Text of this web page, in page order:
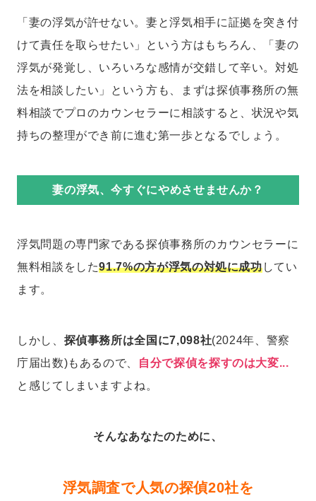
「妻の浮気が許せない。妻と浮気相手に証拠を突き付
けて責任を取らせたい」という方はもちろん、「妻の
浮気が発覚し、いろいろな感情が交錯して辛い。対処
法を相談したい」という方も、まずは探偵事務所の無
料相談でプロのカウンセラーに相談すると、状況や気
持ちの整理ができ前に進む第一歩となるでしょう。
妻の浮気、今すぐにやめさせませんか？
浮気問題の専門家である探偵事務所のカウンセラーに
無料相談をした91.7%の方が浮気の対処に成功してい
ます。
しかし、 探偵事務所は全国に7,098社(2024年、警察
庁届出数)もあるので、
自分で探偵を探すのは大変...
と感じてしまいますよね。
そんなあなたのために、
浮気調査で人気の探偵20社を